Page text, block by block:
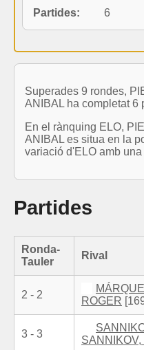
Partides:
6
Superades 9 rondes,
ANIBAL ha completat 6
En el rànquing ELO,
ANIBAL es situa en la
variació d'ELO amb
Partides
Ronda-
Tauler
Rival
2 - 2
ROGER
3 - 3
SANNIKOV,